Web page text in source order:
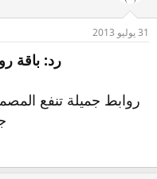
31 يوليو 2013
رد: باقة
روابط جميلة تنفع